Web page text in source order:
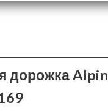
дорожка Alpin